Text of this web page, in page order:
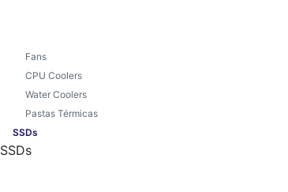
Fans
CPU Coolers
Water Coolers
Pastas Térmicas
SSDs
SSDs